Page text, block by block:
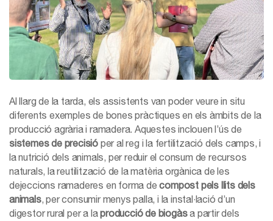
Al llarg de la tarda, els assistents van poder veure in situ
diferents exemples de bones pràctiques en els àmbits de la
producció agrària i ramadera. Aquestes inclouen l’ús de
sistemes de precisió per al reg i la fertilització dels camps, i
la nutrició dels animals, per reduir el consum de recursos
naturals, la reutilització de la matèria orgànica de les
dejeccions ramaderes en forma decompost pels llits dels
animals, per consumir menys palla, i la instal·lació d’un
digestor rural per a laproducció de biogàsa partir dels